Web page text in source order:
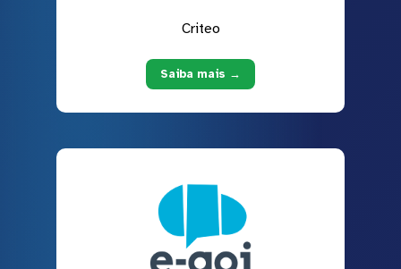
Criteo
Saiba mais →